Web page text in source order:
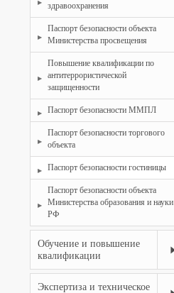
здравоохранения
Паспорт безопасности объекта
Министерства просвещения
Повышение квалификации по
антитеррористической
защищенности
Паспорт безопасности ММПЛ
Паспорт безопасности торгового
объекта
Паспорт безопасности гостиницы
Паспорт безопасности объекта
Министерства образования и науки
РФ
Обучение и повышение
квалификации
Экспертиза и техническое